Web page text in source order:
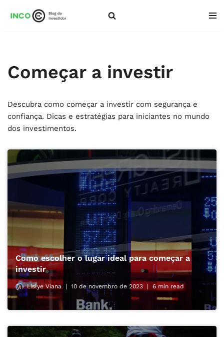
Começar a investir
Descubra como começar a investir com segurança e
confiança. Dicas e estratégias para iniciantes no mundo
dos investimentos.
Como escolher o lugar ideal para começar a
investir
Lislye Viana 10 de novembro de 2023 6 min read